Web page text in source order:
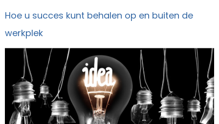
Hoe u succes kunt behalen op en buiten de
werkplek